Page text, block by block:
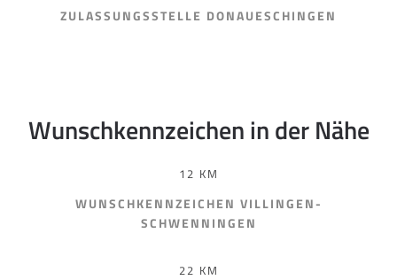
ZULASSUNGSSTELLE DONAUESCHINGEN
Wunschkennzeichen in der Nähe
12 KM
WUNSCHKENNZEICHEN VILLINGEN-
SCHWENNINGEN
22 KM